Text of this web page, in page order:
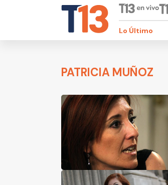
Lo Último
PATRICIA MUÑOZ